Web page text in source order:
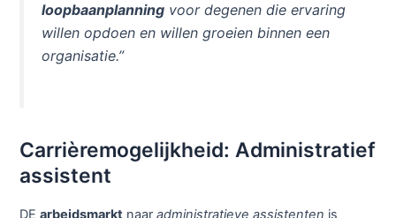
loopbaanplanning voor degenen die ervaring
willen opdoen en willen groeien binnen een
organisatie.”
Carrièremogelijkheid: Administratief
assistent
DEarbeidsmarkt naaradministratieve assistenten is